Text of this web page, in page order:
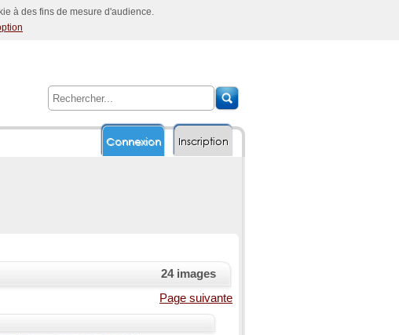
à des fins de mesure d'audience.
Inscription
Connexion
24 images
Page suivante